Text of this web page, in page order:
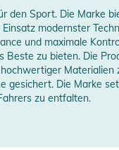
den Sport. Die Marke
modernster
und maximale
Beste zu bieten. Die
Materialien
gesichert. Die Marke
zu entfalten.